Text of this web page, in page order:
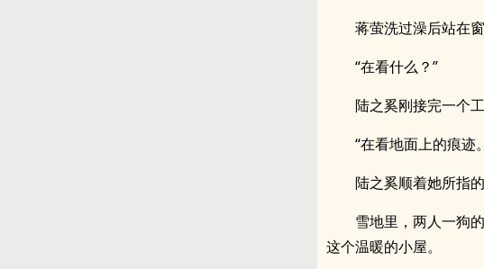
蒋萤洗过澡后站在
“在看什么？”
陆之奚刚接完一个
“在看地面上的痕迹
陆之奚顺着她所指的
雪地里，两人一狗
这个温暖的小屋。